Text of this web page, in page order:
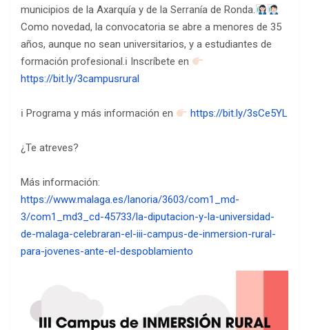
municipios de la Axarquía y de la Serranía de Ronda.
Como novedad, la convocatoria se abre a menores de 35
años, aunque no sean universitarios, y a estudiantes de
formación profesional.ℹ Inscríbete en
https://bit.ly/3campusrural
ℹ Programa y más información en https://bit.ly/3sCe5YL
¿Te atreves?
Más información:
https://www.malaga.es/lanoria/3603/com1_md-
3/com1_md3_cd-45733/la-diputacion-y-la-universidad-
de-malaga-celebraran-el-iii-campus-de-inmersion-rural-
para-jovenes-ante-el-despoblamiento